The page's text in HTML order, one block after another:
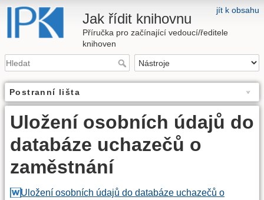
jít k obsahu
Jak řídit knihovnu
Příručka pro začínající vedoucí/ředitele
knihoven
Postranní lišta
Uložení osobních údajů do
databáze uchazečů o
zaměstnání
Uložení osobních údajů do databáze uchazečů o